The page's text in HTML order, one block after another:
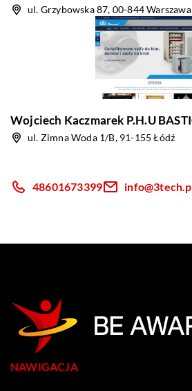
ul. Grzybowska 87, 00-844 Warszawa
Wojciech Kaczmarek P.H.U
ul. Zimna Woda 1/B, 91-155 Łódź
48601673399
NAWIGACJA